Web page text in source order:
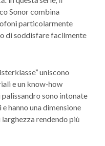
Sonor combina
particolarmente
di soddisfare facilmente
uniscono
e un know-how
palissandro sono intonate
hanno una dimensione
rendendo più